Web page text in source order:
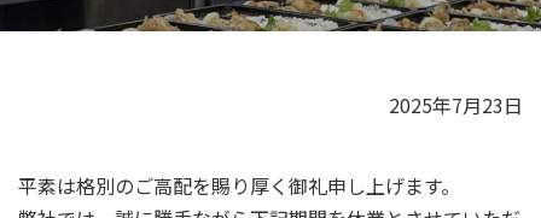
2025年7月23日
平素は格別のご高配を賜り厚く御礼申し上げます。